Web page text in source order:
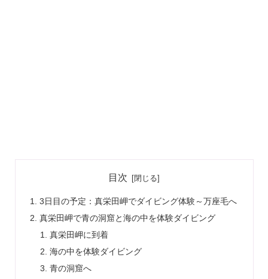
目次
3日目の予定：真栄田岬でダイビング体験～万座毛へ
真栄田岬で青の洞窟と海の中を体験ダイビング
真栄田岬に到着
海の中を体験ダイビング
青の洞窟へ